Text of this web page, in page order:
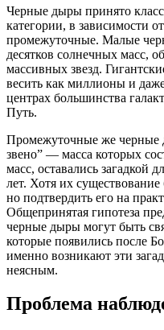
Черные дыры принято
категории, в зависимости
промежуточные. Малые
десятков солнечных масс,
массивных звезд.
весить как миллионы и
центрах большинства
Путь.
Промежуточные же черные
звено” — масса которых
масс, оставались загадкой
лет. Хотя их существование
но подтвердить его на
Общепринятая гипотеза
черные дыры могут быть
которые появились после
именно возникают эти
неясным.
Проблема